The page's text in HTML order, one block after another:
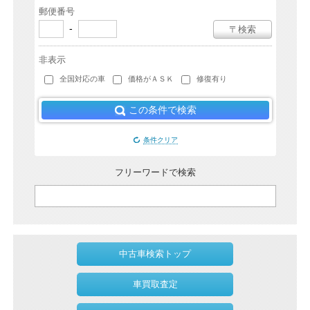
郵便番号
- 〒検索
非表示
全国対応の車 価格がＡＳＫ 修復有り
この条件で検索
条件クリア
フリーワードで検索
中古車検索トップ
車買取査定